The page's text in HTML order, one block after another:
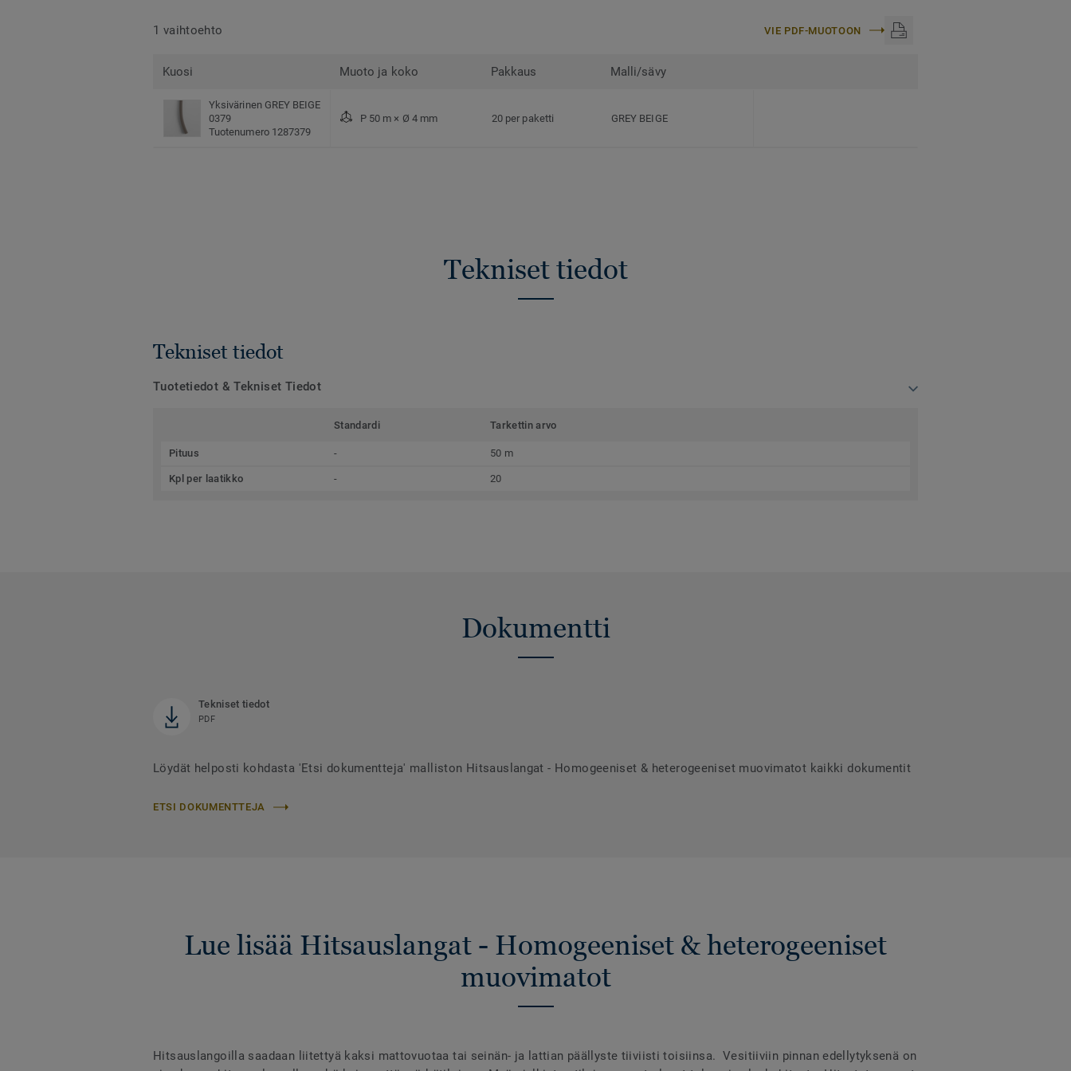
1 vaihtoehto VIE PDF-MUOTOON
Kuosi Muoto ja koko Pakkaus Malli/sävy
Yksivärinen GREY BEIGE
0379
Tuotenumero 1287379
P 50 m × Ø 4 mm 20 per paketti GREY BEIGE
Tekniset tiedot
Tekniset tiedot
Tuotetiedot & Tekniset Tiedot
Standardi Tarkettin arvo
Pituus - 50 m
Kpl per laatikko - 20
Dokumentti
Tekniset tiedot
PDF
Löydät helposti kohdasta 'Etsi dokumentteja' malliston Hitsauslangat - Homogeeniset & heterogeeniset muovimatot kaikki dokumentit
ETSI DOKUMENTTEJA
Lue lisää Hitsauslangat - Homogeeniset & heterogeeniset
muovimatot
Hitsauslangoilla saadaan liitettyä kaksi mattovuotaa tai seinän- ja lattian päällyste tiiviisti toisiinsa. Vesitiiviin pinnan edellytyksenä on